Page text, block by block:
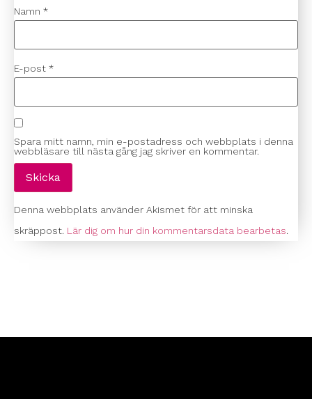
Namn *
E-post *
Spara mitt namn, min e-postadress och webbplats i denna
webbläsare till nästa gång jag skriver en kommentar.
Denna webbplats använder Akismet för att minska
skräppost. Lär dig om hur din kommentarsdata bearbetas.